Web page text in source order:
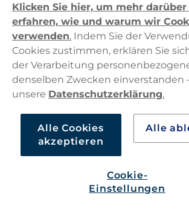
Kundendienst
Über uns
Klicken Sie hier, um mehr darüber
erfahren, wie und warum wir
verwenden. Indem Sie der
Cookies zustimmen, erklären Sie
der Verarbeitung
denselben Zwecken einverstanden
unsere Datenschutzerklärung.
Alle Cookies
akzeptieren
Alle
Cookie-
Einstellungen